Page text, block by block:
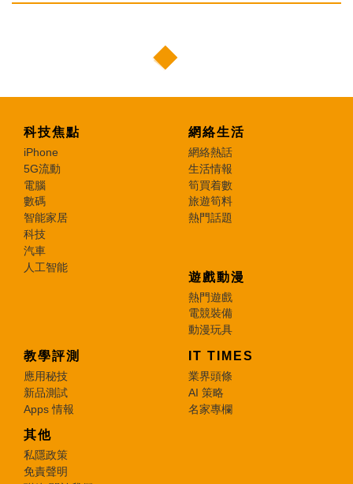
科技焦點
iPhone
5G流動
電腦
數碼
智能家居
科技
汽車
人工智能
網絡生活
網絡熱話
生活情報
筍買着數
旅遊筍料
熱門話題
遊戲動漫
熱門遊戲
電競裝備
動漫玩具
教學評測
應用秘技
新品測試
Apps 情報
IT TIMES
業界頭條
AI 策略
名家專欄
其他
私隱政策
免責聲明